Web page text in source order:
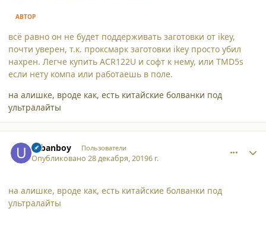
АВТОР
всё равно он не будет поддерживать заготовки от ikey,
почти уверен, т.к. проксмарк заготовки ikey просто убил
нахрен. Легче купить ACR122U и софт к нему, или TMD5s
если нету компа или работаешь в поле.
на алишке, вроде как, есть китайские болванки под
ультралайты
urbanboy Пользователи
Опубликовано28 декабря, 20196 г.
на алишке, вроде как, есть китайские болванки под
ультралайты